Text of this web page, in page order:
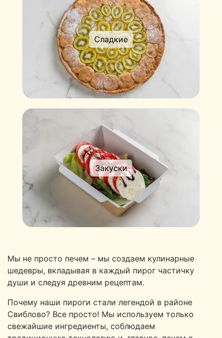
Сладкие
Закуски
Мы не просто печем – мы создаем кулинарные
шедевры, вкладывая в каждый пирог частичку
души и следуя древним рецептам.
Почему наши пироги стали легендой в районе
Свиблово? Все просто! Мы используем только
свежайшие ингредиенты, соблюдаем